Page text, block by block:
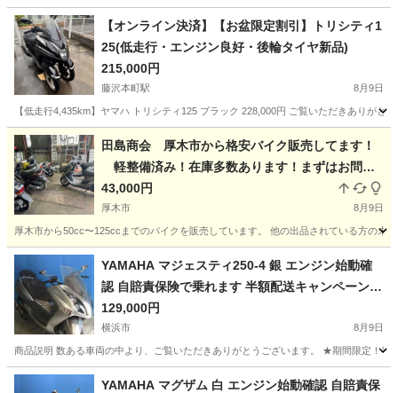
【オンライン決済】【お盆限定割引】トリシティ1
25(低走行・エンジン良好・後輪タイヤ新品)
215,000円
藤沢本町駅 8月9日
【低走行4,435km】ヤマハ トリシティ125 ブラック 228,000円 ご覧いただきありが
神奈川 藤沢市 藤沢本町駅 ヤマハ
田島商会 厚木市から格安バイク販売してます！
軽整備済み！在庫多数あります！まずはお問い
合わせください♪
43,000円
厚木市 8月9日
厚木市から50cc〜125ccまでのバイクを販売しています。 他の出品されている方の未
神奈川 厚木市 新品
YAMAHA マジェスティ250-4 銀 エンジン始動確
認 自賠責保険で乗れます 半額配送キャンペーン
現状渡し諸経費￥0- 横浜 P-Yard
129,000円
横浜市 8月9日
商品説明 数ある車両の中より、ご覧いただきありがとうございます。 ★期間限定
神奈川 横浜市 エンジン
YAMAHA マグザム 白 エンジン始動確認 自賠責保